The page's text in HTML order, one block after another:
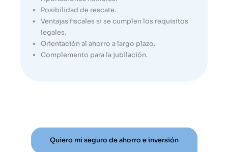
Posibilidad de rescate.
Ventajas fiscales si se cumplen los requisitos
legales.
Orientación al ahorro a largo plazo.
Complemento para la jubilación.
Quiero mi seguro de ahorro e inversión